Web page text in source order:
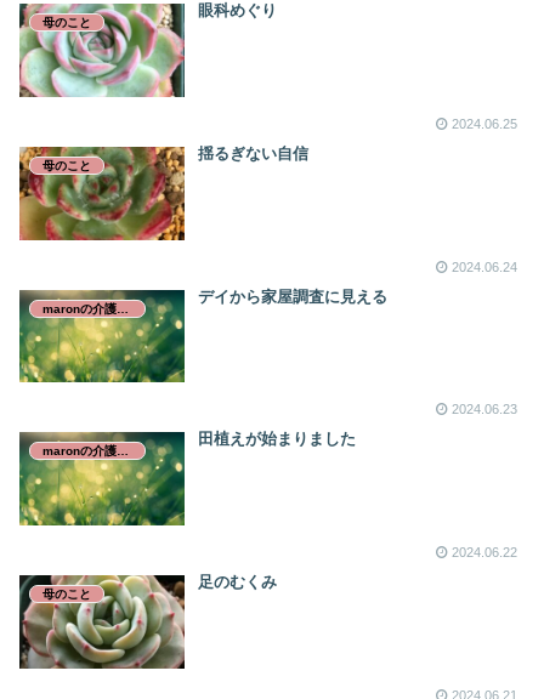
母のこと
眼科めぐり
2024.06.25
母のこと
揺るぎない自信
2024.06.24
デイから家屋調査に見える
2024.06.23
maronの介護日誌
田植えが始まりました
2024.06.22
母のこと
足のむくみ
2024.06.21